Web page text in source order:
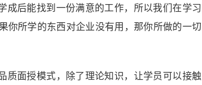
后能找到一份满意的工作，所以我们在学习
你所学的东西对企业没有用，那你所做的一切
面授模式，除了理论知识，让学员可以接触